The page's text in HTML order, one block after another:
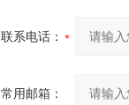
联系电话：
常用邮箱：